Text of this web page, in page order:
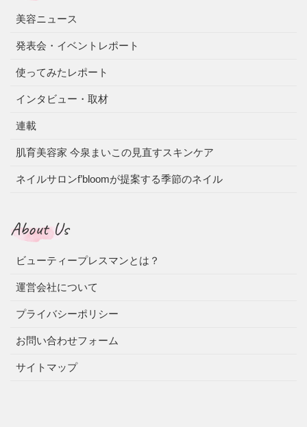
美容ニュース
発表会・イベントレポート
使ってみたレポート
インタビュー・取材
連載
肌育美容家 今泉まいこの見直すスキンケア
ネイルサロンf’bloomが提案する季節のネイル
About Us
ビューティープレスマンとは？
運営会社について
プライバシーポリシー
お問い合わせフォーム
サイトマップ